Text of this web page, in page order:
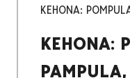
KEHONA:
KEHONA: